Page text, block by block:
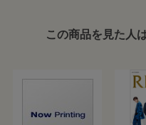
この商品を見た人